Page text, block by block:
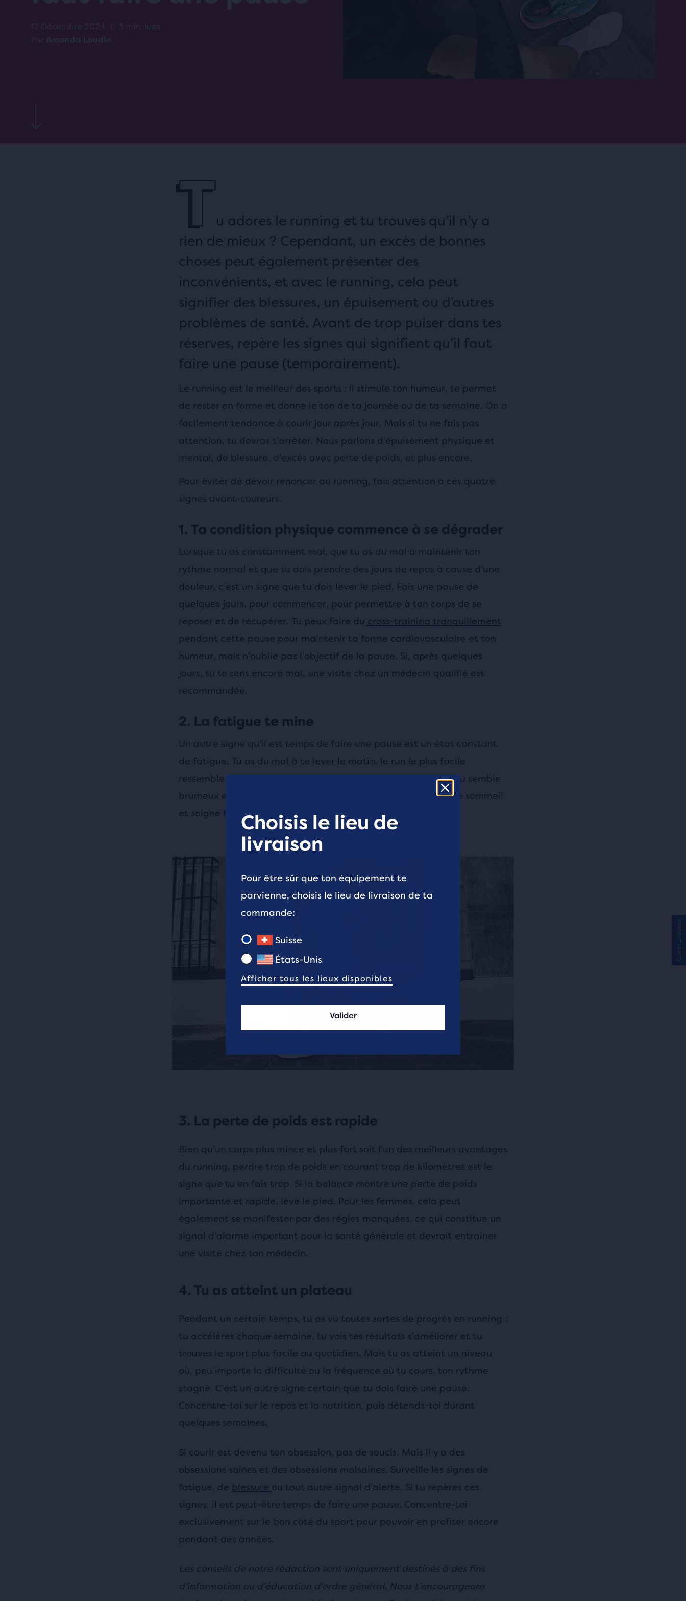
Tu adores le running et tu trouves qu’il n’y a
rien de mieux ? Cependant, un excès de bonnes
choses peut également présenter des
inconvénients, et avec le running, cela peut
signifier des blessures, un épuisement ou d’autres
problèmes de santé. Avant de trop puiser dans tes
réserves, repère les signes qui signifient qu’il faut
faire une pause (temporairement).
Le running est le meilleur des sports : il stimule ton humeur, te permet
de rester en forme et donne le ton de ta journée ou de ta semaine. On a
facilement tendance à courir jour après jour. Mais si tu ne fais pas
attention, tu devras t’arrêter. Nous parlons d’épuisement physique et
mental, de blessure, d’excès avec perte de poids, et plus encore.
Pour éviter de devoir renoncer au running, fais attention à ces quatre
signes avant-coureurs.
1. Ta condition physique commence à se dégrader
Lorsque tu as constamment mal, que tu as du mal à maintenir ton
rythme normal et que tu dois prendre des jours de repos à cause d’une
douleur, c’est un signe que tu dois lever le pied. Fais une pause de
quelques jours, pour commencer, pour permettre à ton corps de se
reposer et de récupérer. Tu peux faire du cross-training tranquillement
pendant cette pause pour maintenir ta forme cardiovasculaire et ton
humeur, mais n’oublie pas l’objectif de la pause. Si, après quelques
jours, tu te sens encore mal, une visite chez un médecin qualifié est
recommandée.
2. La fatigue te mine
Un autre signe qu’il est temps de faire une pause est un état constant
de fatigue. Tu as du mal à te lever le matin, le run le plus facile
ressemble à l’ascension d’une montagne, et même ton cerveau semble
brumeux et lent. Lève le pied, saute quelques runs, rattrape le sommeil
et soigne ton alimentation.
3. La perte de poids est rapide
Bien qu’un corps plus mince et plus fort soit l’un des meilleurs avantages
du running, perdre trop de poids en courant trop de kilomètres est le
signe que tu en fais trop. Si la balance montre une perte de poids
importante et rapide, lève le pied. Pour les femmes, cela peut
également se manifester par des règles manquées, ce qui constitue un
signal d’alarme important pour la santé générale et devrait entraîner
une visite chez ton médecin.
4. Tu as atteint un plateau
Pendant un certain temps, tu as vu toutes sortes de progrès en running :
tu accélères chaque semaine, tu vois tes résultats s’améliorer et tu
trouves le sport plus facile au quotidien. Mais tu as atteint un niveau
où, peu importe la difficulté ou la fréquence où tu cours, ton rythme
stagne. C’est un autre signe certain que tu dois faire une pause.
Concentre-toi sur le repos et la nutrition, puis détends-toi durant
quelques semaines.
Si courir est devenu ton obsession, pas de soucis. Mais il y a des
obsessions saines et des obsessions malsaines. Surveille les signes de
fatigue, de blessure ou tout autre signal d’alerte. Si tu repères ces
signes, il est peut-être temps de faire une pause. Concentre-toi
exclusivement sur le bon côté du sport pour pouvoir en profiter encore
pendant des années.
Les conseils de notre rédaction sont uniquement destinés à des fins
d’information ou d’éducation d’ordre général. Nous t’encourageons
Choisis le lieu de
livraison
Pour être sûr que ton équipement te
parvienne, choisis le lieu de livraison de ta
commande:
Suisse
États-Unis
Afficher tous les lieux disponibles
Valider
Commentaires